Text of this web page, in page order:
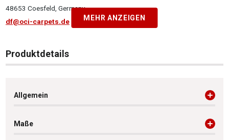
48653 Coesfeld, Germany
df@oci-carpets.de
MEHR ANZEIGEN
Produktdetails
Allgemein
Maße